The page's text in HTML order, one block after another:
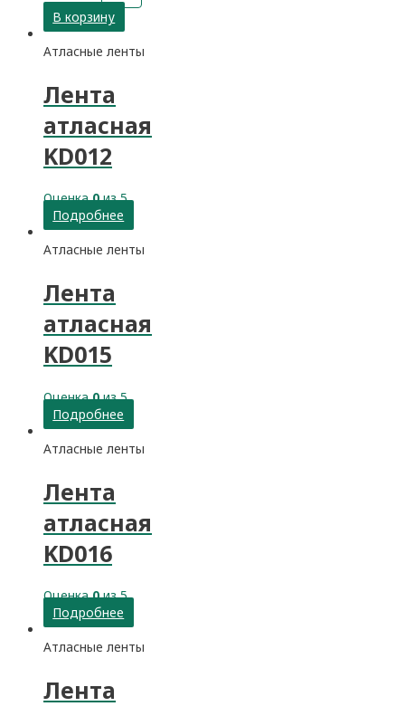
В корзину
Атласные ленты
Лента
атласная
KD012
Оценка0из 5
Подробнее
Атласные ленты
Лента
атласная
KD015
Оценка0из 5
Подробнее
Атласные ленты
Лента
атласная
KD016
Оценка0из 5
Подробнее
Атласные ленты
Лента